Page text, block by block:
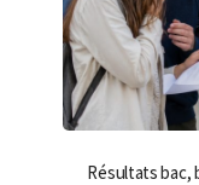
Résultats bac,